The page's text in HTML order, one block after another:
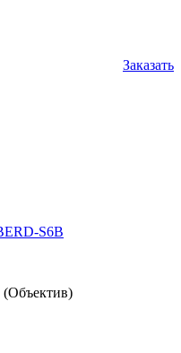
Заказать
S6B